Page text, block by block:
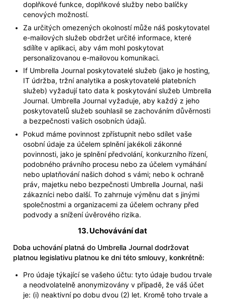
doplňkové funkce, doplňkové služby nebo balíčky
cenových možností.
Za určitých omezených okolností může náš poskytovatel
e-mailových služeb obdržet určité informace, které
sdílíte v aplikaci, aby vám mohl poskytovat
personalizovanou e-mailovou komunikaci.
If Umbrella Journal poskytovatelé služeb (jako je hosting,
IT údržba, tržní analytika a poskytovatelé platebních
služeb) vyžadují tato data k poskytování služeb Umbrella
Journal. Umbrella Journal vyžaduje, aby každý z jeho
poskytovatelů služeb souhlasil se zachováním důvěrnosti
a bezpečnosti vašich osobních údajů.
Pokud máme povinnost zpřístupnit nebo sdílet vaše
osobní údaje za účelem splnění jakékoli zákonné
povinnosti, jako je splnění předvolání, konkurzního řízení,
podobného právního procesu nebo za účelem vymáhání
nebo uplatňování našich dohod s vámi; nebo k ochraně
práv, majetku nebo bezpečnosti Umbrella Journal, naši
zákazníci nebo další. To zahrnuje výměnu dat s jinými
společnostmi a organizacemi za účelem ochrany před
podvody a snížení úvěrového rizika.
13. Uchovávání dat
Doba uchování platná do Umbrella Journal dodržovat
platnou legislativu platnou ke dni této smlouvy, konkrétně:
Pro údaje týkající se vašeho účtu: tyto údaje budou trvale
a neodvolatelně anonymizovány v případě, že váš účet
je: (i) neaktivní po dobu dvou (2) let. Kromě toho trvale a